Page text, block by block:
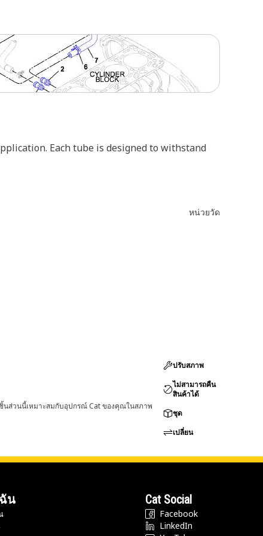
Each tube is designed to withstand
หน่วยวัด
ส่วนนี้เหมาะสมกับอุปกรณ์ Cat ของคุณในสภาพ
ปรับสภาพ
ไม่สามารถคืน
สินค้าได้
ชุด
เปลี่ยน
น Cat Social
Facebook
LinkedIn